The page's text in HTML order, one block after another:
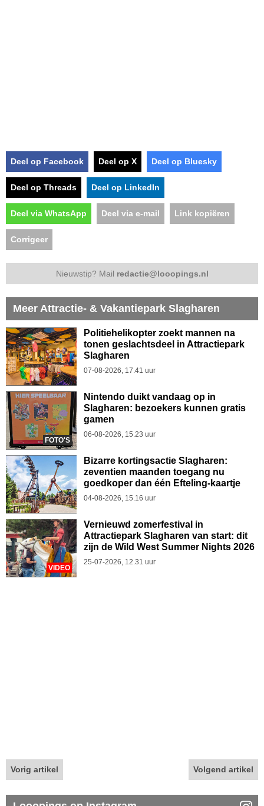
Deel op Facebook Deel op X Deel op Bluesky
Deel op Threads Deel op LinkedIn
Deel via WhatsApp Deel via e-mail Link kopiëren
Corrigeer
Nieuwstip? Mail redactie@looopings.nl
Meer Attractie- & Vakantiepark Slagharen
Politiehelikopter zoekt mannen na
tonen geslachtsdeel in Attractiepark
Slagharen
07-08-2026, 17.41 uur
FOTO'S
Nintendo duikt vandaag op in
Slagharen: bezoekers kunnen gratis
gamen
06-08-2026, 15.23 uur
Bizarre kortingsactie Slagharen:
zeventien maanden toegang nu
goedkoper dan één Efteling-kaartje
04-08-2026, 15.16 uur
VIDEO
Vernieuwd zomerfestival in
Attractiepark Slagharen van start: dit
zijn de Wild West Summer Nights 2026
25-07-2026, 12.31 uur
Vorig artikel Volgend artikel